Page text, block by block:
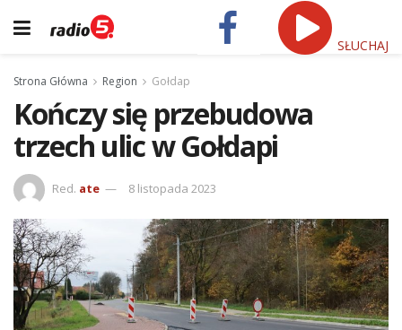
SŁUCHAJ
Strona Główna Region Gołdap
Kończy się przebudowa
trzech ulic w Gołdapi
Red. ate 8 listopada 2023